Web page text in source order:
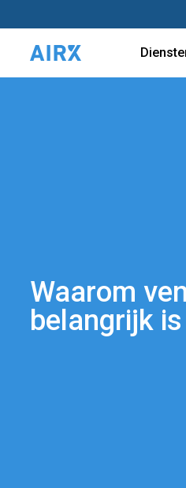
Waarom
belangrijk is